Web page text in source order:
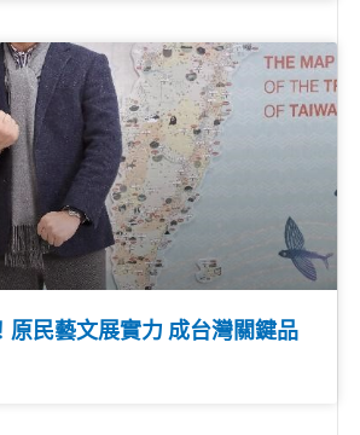
原民藝文展實力 成台灣關鍵品